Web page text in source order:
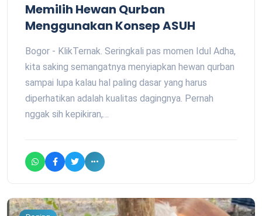
Memilih Hewan Qurban
Menggunakan Konsep ASUH
Bogor - KlikTernak. Seringkali pas momen Idul Adha,
kita saking semangatnya menyiapkan hewan qurban
sampai lupa kalau hal paling dasar yang harus
diperhatikan adalah kualitas dagingnya. Pernah
nggak sih kepikiran,…